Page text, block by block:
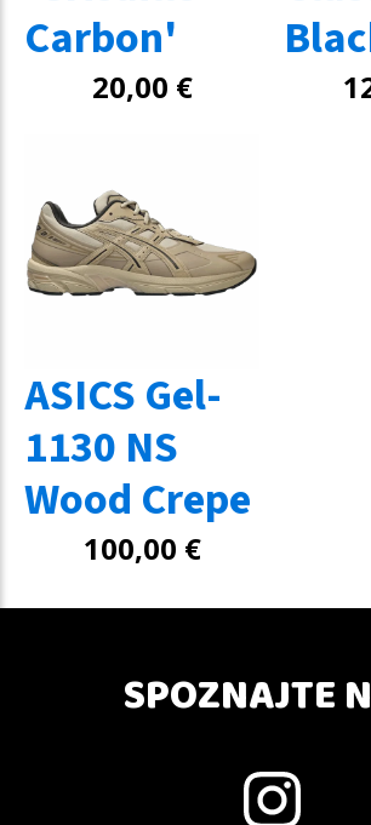
Carbon'
20,00 €
ASICS Gel-
1130 NS
Wood Crepe
100,00 €
SPOZNAJTE